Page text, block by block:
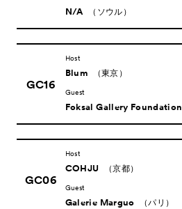
N/A （ソウル）
GC16
Host
Blum （東京）
Guest
Foksal Gallery Foundation
GC06
Host
COHJU （京都）
Guest
Galerie Marguo （パリ）